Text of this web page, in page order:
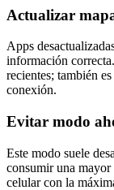
Actualizar
Apps
información
recientes; también
conexión.
Evitar modo
Este modo suele
consumir una mayor
celular con la